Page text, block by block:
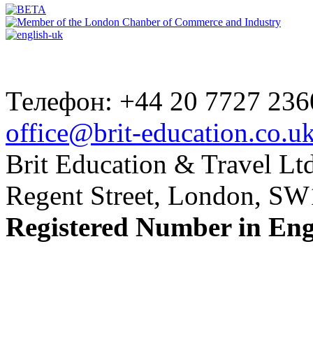
Телефон: +44 20 7727
office@brit-
Brit Education & Travel
Regent Street, London,
Registered Number in